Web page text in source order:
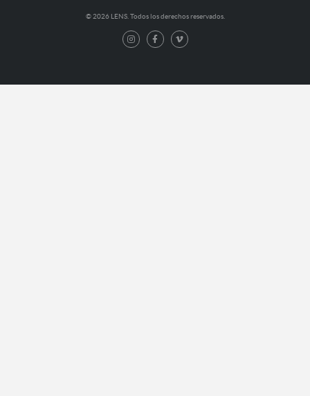
© 2026 LENS. Todos los derechos reservados.